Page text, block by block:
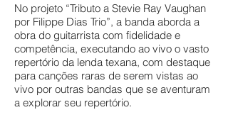
No projeto “Tributo a Stevie Ray Vaughan
por Filippe Dias Trio”, a banda aborda a
obra do guitarrista com fidelidade e
competência, executando ao vivo o vasto
repertório da lenda texana, com destaque
para canções raras de serem vistas ao
vivo por outras bandas que se aventuram
a explorar seu repertório.